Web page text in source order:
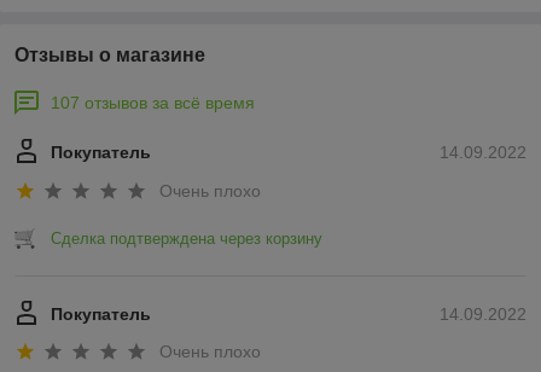
Отзывы о магазине
107 отзывов за всё время
14.09.2022
Покупатель
Очень плохо
Сделка подтверждена через корзину
14.09.2022
Покупатель
Очень плохо